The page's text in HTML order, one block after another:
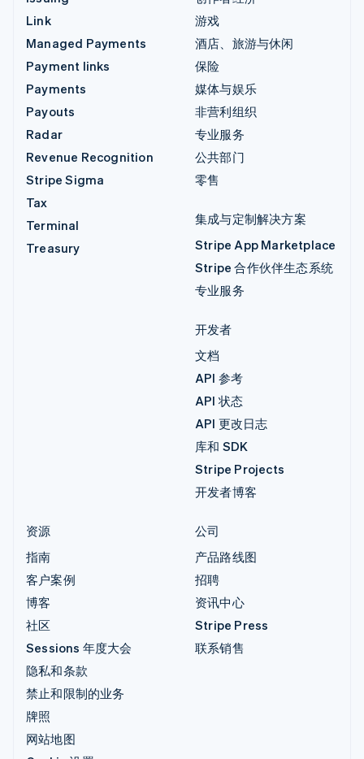
Link
Managed Payments
Payment links
Payments
Payouts
Radar
Revenue Recognition
Stripe Sigma
Tax
Terminal
Treasury
游戏
酒店、旅游与休闲
保险
媒体与娱乐
非营利组织
专业服务
公共部门
零售
集成与定制解决方案
Stripe App Marketplace
Stripe 合作伙伴生态系统
专业服务
开发者
文档
API 参考
API 状态
API 更改日志
库和 SDK
Stripe Projects
开发者博客
资源
指南
客户案例
博客
社区
Sessions 年度大会
隐私和条款
禁止和限制的业务
牌照
网站地图
公司
产品路线图
招聘
资讯中心
Stripe Press
联系销售